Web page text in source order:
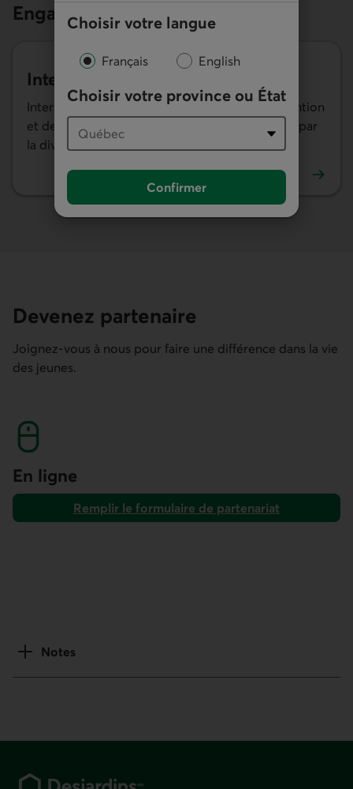
Choisir votre langue
Français English
Choisir votre province ou État
Confirmer
Engagement social
Interligne
Interligne offre des services d'écoute, d'intervention
et de sensibilisation aux personnes concernées par
la diversité sexuelle et la pluralité des genres.
En savoir plus sur Interligne. Lien externe au site.
Devenez partenaire
Joignez-vous à nous pour faire une différence dans la vie
des jeunes.
En ligne
Remplir le formulaire de partenariat
Notes